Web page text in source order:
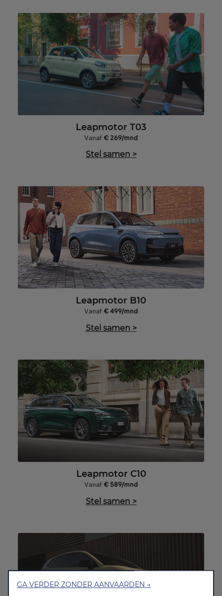
Leapmotor T03
Vanaf € 269/mnd
Stel samen >
Leapmotor B10
Vanaf € 499/mnd
Stel samen >
Leapmotor C10
Vanaf € 589/mnd
Stel samen >
GA VERDER ZONDER AANVAARDEN →